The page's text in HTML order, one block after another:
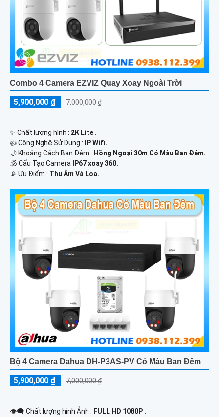
Combo 4 Camera EZVIZ Quay Xoay Ngoài Trời
5,900,000 ₫ 7,000,000 ₫
✨ Chất lượng hình : 2K Lite .
👍 Công Nghệ Sử Dụng :
IP Wifi.
🌙 Khoảng Cách Ban Đêm : Hồng Ngoại 30m Có Màu Ban Ðêm.
🕉️ Cấu Tạo Camera
IP67 xoay 360.
️📡 Ưu Điểm : Thu Âm Và Loa.
Bộ 4 Camera Dahua DH-P3AS-PV Có Màu Ban Đêm
5,900,000 ₫ 7,000,000 ₫
👁️‍🗨 Chất lượng hình Ảnh : FULL HD 1080P .